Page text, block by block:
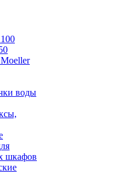
воды
шкафов